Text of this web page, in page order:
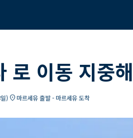
로 이동 지중
) location_on마르세유 출발 - 마르세유 도착